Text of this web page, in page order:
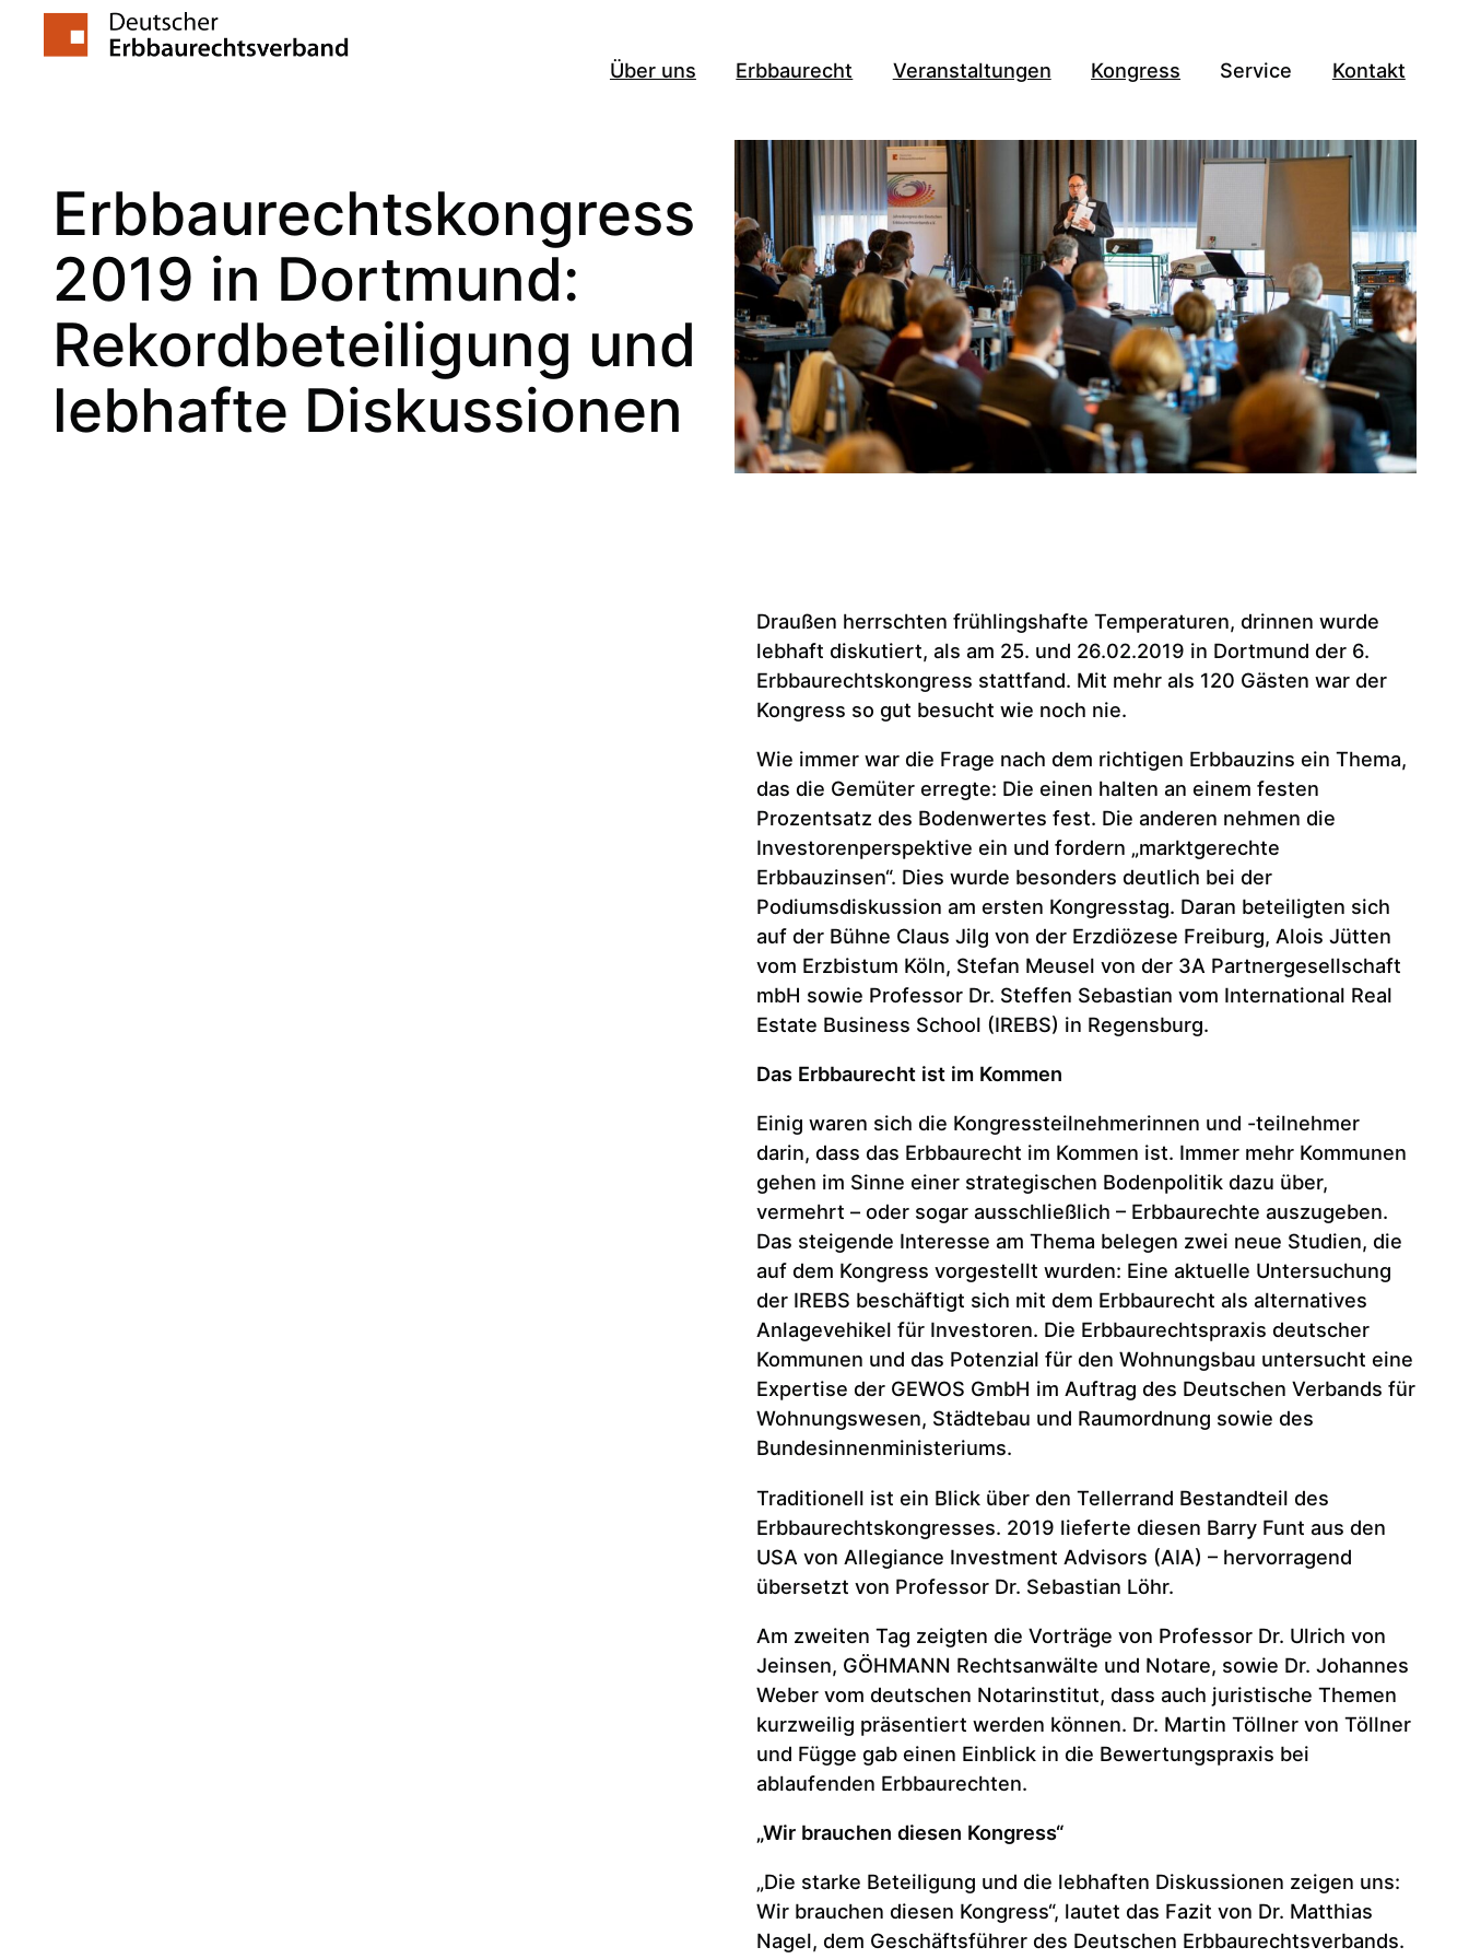
Inhalt
Über uns Erbbaurecht Veranstaltungen Kongress Service Kontakt
Erbbaurechtskongress
2019 in Dortmund:
Rekordbeteiligung und
lebhafte Diskussionen
Draußen herrschten frühlingshafte Temperaturen, drinnen wurde
lebhaft diskutiert, als am 25. und 26.02.2019 in Dortmund der 6.
Erbbaurechtskongress stattfand. Mit mehr als 120 Gästen war der
Kongress so gut besucht wie noch nie.
Wie immer war die Frage nach dem richtigen Erbbauzins ein Thema,
das die Gemüter erregte: Die einen halten an einem festen
Prozentsatz des Bodenwertes fest. Die anderen nehmen die
Investorenperspektive ein und fordern „marktgerechte
Erbbauzinsen“. Dies wurde besonders deutlich bei der
Podiumsdiskussion am ersten Kongresstag. Daran beteiligten sich
auf der Bühne Claus Jilg von der Erzdiözese Freiburg, Alois Jütten
vom Erzbistum Köln, Stefan Meusel von der 3A Partnergesellschaft
mbH sowie Professor Dr. Steffen Sebastian vom International Real
Estate Business School (IREBS) in Regensburg.
Das Erbbaurecht ist im Kommen
Einig waren sich die Kongressteilnehmerinnen und -teilnehmer
darin, dass das Erbbaurecht im Kommen ist. Immer mehr Kommunen
gehen im Sinne einer strategischen Bodenpolitik dazu über,
vermehrt – oder sogar ausschließlich – Erbbaurechte auszugeben.
Das steigende Interesse am Thema belegen zwei neue Studien, die
auf dem Kongress vorgestellt wurden: Eine aktuelle Untersuchung
der IREBS beschäftigt sich mit dem Erbbaurecht als alternatives
Anlagevehikel für Investoren. Die Erbbaurechtspraxis deutscher
Kommunen und das Potenzial für den Wohnungsbau untersucht eine
Expertise der GEWOS GmbH im Auftrag des Deutschen Verbands für
Wohnungswesen, Städtebau und Raumordnung sowie des
Bundesinnenministeriums.
Traditionell ist ein Blick über den Tellerrand Bestandteil des
Erbbaurechtskongresses. 2019 lieferte diesen Barry Funt aus den
USA von Allegiance Investment Advisors (AIA) – hervorragend
übersetzt von Professor Dr. Sebastian Löhr.
Am zweiten Tag zeigten die Vorträge von Professor Dr. Ulrich von
Jeinsen, GÖHMANN Rechtsanwälte und Notare, sowie Dr. Johannes
Weber vom deutschen Notarinstitut, dass auch juristische Themen
kurzweilig präsentiert werden können. Dr. Martin Töllner von Töllner
und Függe gab einen Einblick in die Bewertungspraxis bei
ablaufenden Erbbaurechten.
„Wir brauchen diesen Kongress“
„Die starke Beteiligung und die lebhaften Diskussionen zeigen uns:
Wir brauchen diesen Kongress“, lautet das Fazit von Dr. Matthias
Nagel, dem Geschäftsführer des Deutschen Erbbaurechtsverbands.